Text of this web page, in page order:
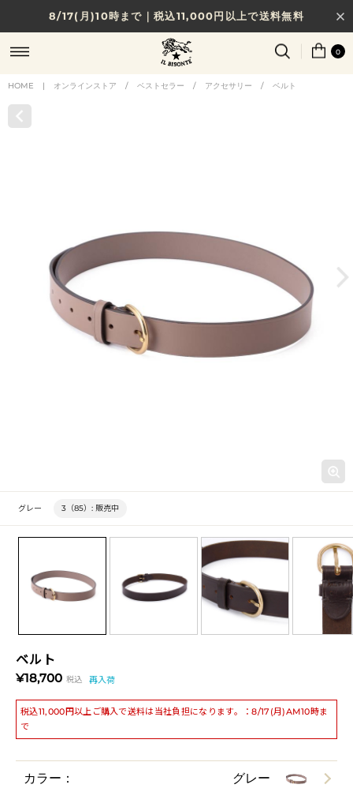
8/17(月)10時まで｜税込11,000円以上で送料無料
贈る相手やシーンから選べる、新しいギフトガイド
NEW IN｜COLOR LEATHER
0
HOME | オンラインストア / ベストセラー / アクセサリー / ベルト
ベルト
¥18,700 税込 再入荷
税込11,000円以上ご購入で送料は当社負担になります。：8/17(月)AM10時ま
で
グレー 3（85）: 販売中
カラー： グレー